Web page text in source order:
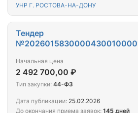
УНР Г. РОСТОВА-НА-ДОНУ
Тендер
Начальная цена
2 492 700,00 ₽
Тип закупки: 44-ФЗ
Дата публикации: 25.02.2026
До окончания приема заявок: 145 дней